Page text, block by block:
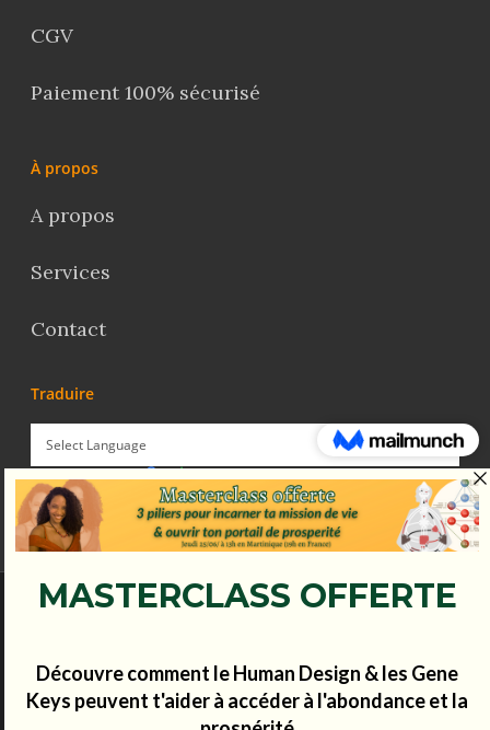
CGV
Paiement 100% sécurisé
À propos
A propos
Services
Contact
Traduire
Powered by Translate